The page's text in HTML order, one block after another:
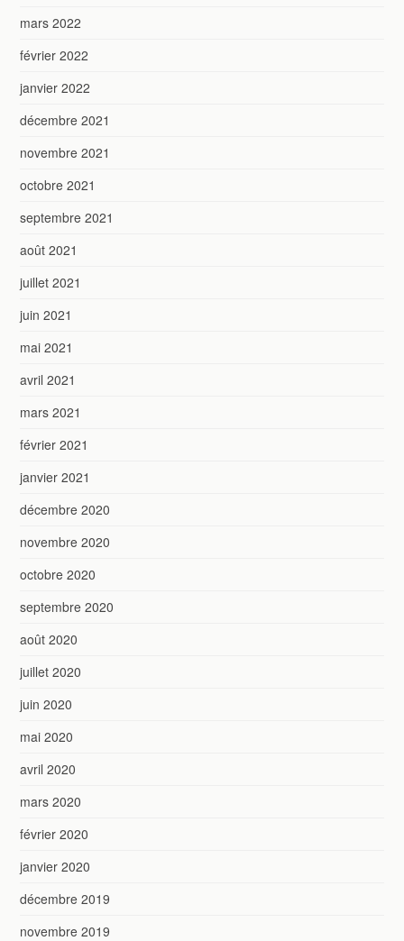
mars 2022
février 2022
janvier 2022
décembre 2021
novembre 2021
octobre 2021
septembre 2021
août 2021
juillet 2021
juin 2021
mai 2021
avril 2021
mars 2021
février 2021
janvier 2021
décembre 2020
novembre 2020
octobre 2020
septembre 2020
août 2020
juillet 2020
juin 2020
mai 2020
avril 2020
mars 2020
février 2020
janvier 2020
décembre 2019
novembre 2019